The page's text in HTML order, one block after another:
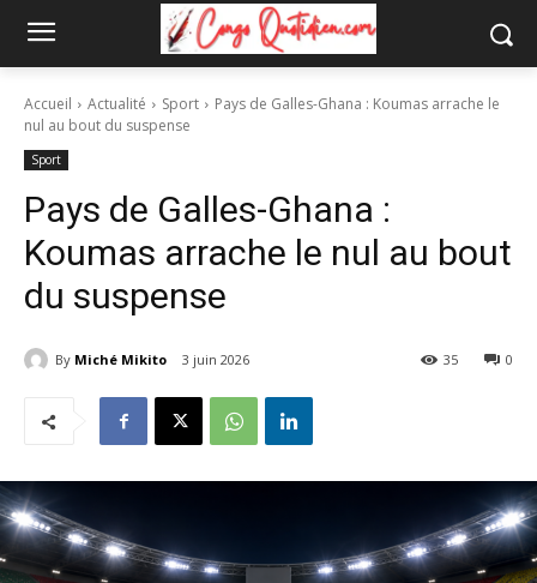
Accueil Actualité Sport
Pays de Galles-Ghana : Koumas arrache le
nul au bout du suspense
Sport
Pays de Galles-Ghana :
Koumas arrache le nul au bout
du suspense
By Miché Mikito 3 juin 2026 0
35